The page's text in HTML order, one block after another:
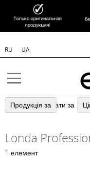
Skip to
RU UA
Londa
1 елемент
Сортувати за
Продукція за